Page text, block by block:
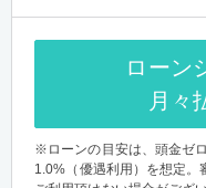
ローン
月々
※ローンの目安は、頭金ゼ
1.0%（優遇利用）を想定。